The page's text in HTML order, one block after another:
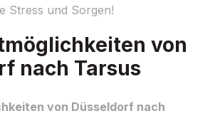
Stress und Sorgen!
von
nach Tarsus
von Düsseldorf nach